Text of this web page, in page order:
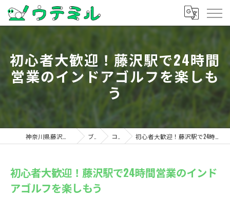
初心者大歓迎！藤沢駅で24時間
営業のインドアゴルフを楽しも
う
ブログ コラム 初心者大歓迎！藤沢駅で24時間営業のインドアゴルフを楽しもう
初心者大歓迎！藤沢駅で24時間営業のインド
アゴルフを楽しもう